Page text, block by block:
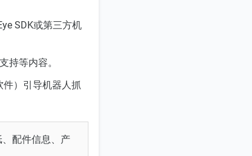
SDK或第三方机
持等内容。
件）引导机器人抓
配件信息、产